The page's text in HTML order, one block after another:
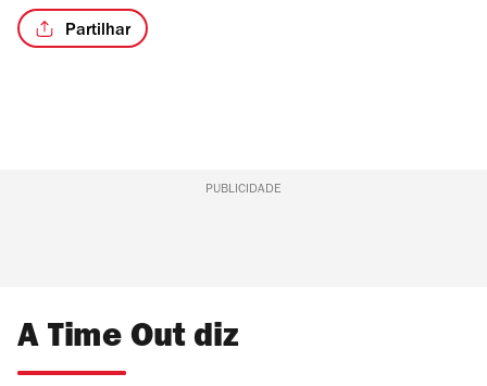
Partilhar
PUBLICIDADE
A Time Out diz